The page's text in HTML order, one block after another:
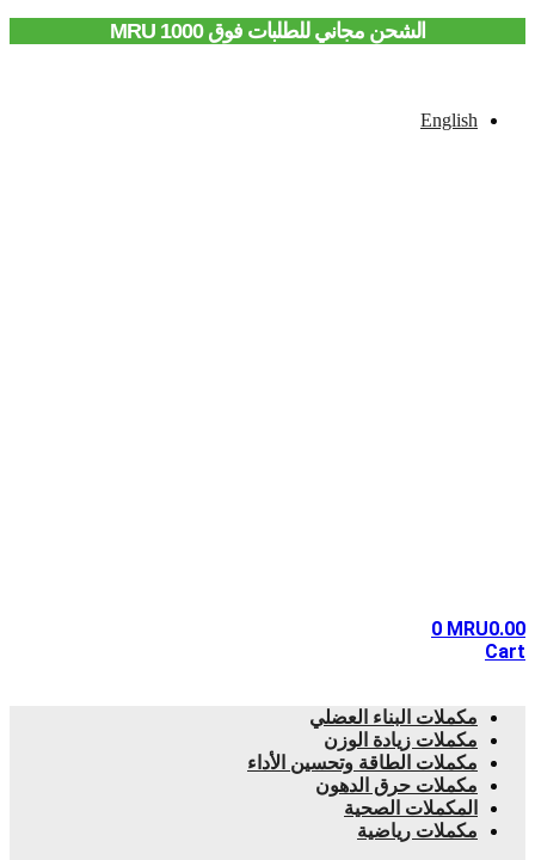
الشحن مجاني للطلبات فوق 1000 MRU
English
MRU0.00
0
Cart
مكملات البناء العضلي
مكملات زيادة الوزن
مكملات الطاقة وتحسين الأداء
مكملات حرق الدهون
المكملات الصحية
مكملات رياضية